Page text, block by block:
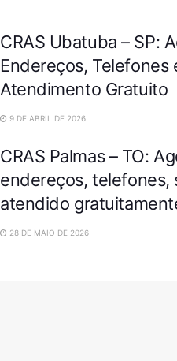
CRAS Ubatuba – SP:
Endereços, Telefones
Atendimento Gratuito
9 DE ABRIL DE 2026
CRAS Palmas – TO:
endereços, telefones,
atendido
28 DE MAIO DE 2026